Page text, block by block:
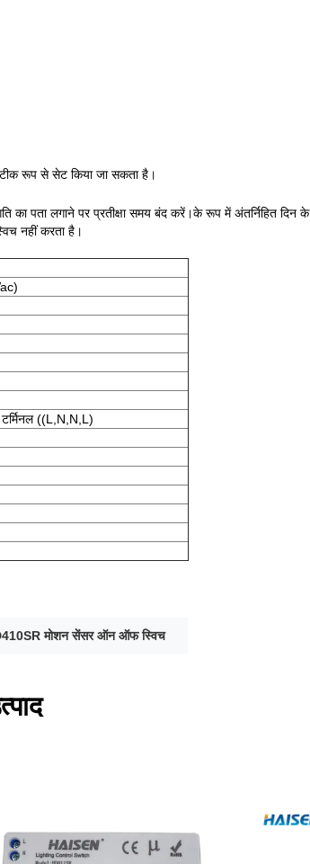
रूप से सेट किया जा सकता है।
पता लगाने पर प्रतीक्षा समय बंद करें।के रूप में अंतर्निहित दिन के
नहीं करता है।
((L,N,N,L)
मोशन सेंसर ऑन ऑफ स्विच